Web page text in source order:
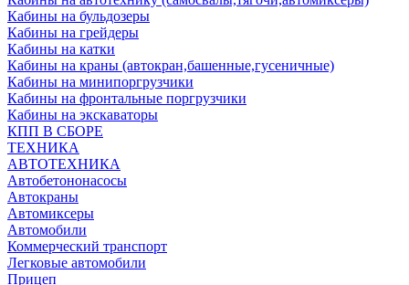
Кабины на бульдозеры
Кабины на грейдеры
Кабины на катки
Кабины на краны (автокран,башенные,гусеничные)
Кабины на минипоргрузчики
Кабины на фронтальные поргрузчики
Кабины на экскаваторы
КПП В СБОРЕ
ТЕХНИКА
АВТОТЕХНИКА
Автобетононасосы
Автокраны
Автомиксеры
Автомобили
Коммерческий транспорт
Легковые автомобили
Прицеп